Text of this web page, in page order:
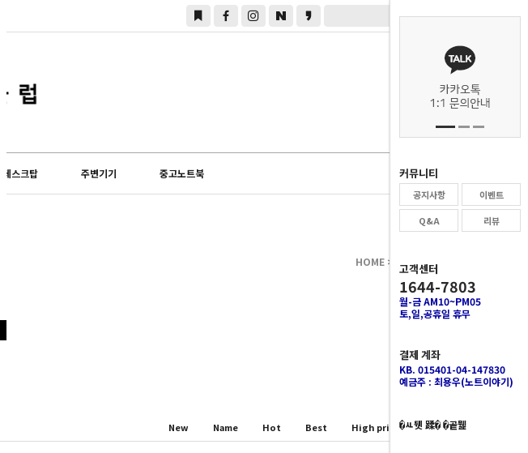
데스크탑 주변기기 중고노트북 커뮤니티
공지사항
이벤트
Q&A
리뷰
고객센터
1644-7803
월-금 AM10~PM05
토,일,공휴일 휴무
결제 계좌
KB. 015401-04-147830
예금주 : 최용우(노트이야기)
�ㅻ뒛 蹂� �곹뭹
HOME > 중고노트북
New Name Hot Best High price Low price